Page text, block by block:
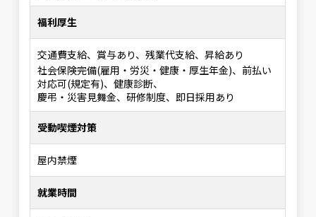
福利厚生
交通費支給、賞与あり、残業代支給、昇給あり
社会保険完備(雇用・労災・健康・厚生年金)、前払い
対応可(規定有)、健康診断、
慶弔・災害見舞金、研修制度、即日採用あり
受動喫煙対策
屋内禁煙
就業時間